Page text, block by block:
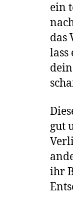
ein
das
lass
gut
ihr